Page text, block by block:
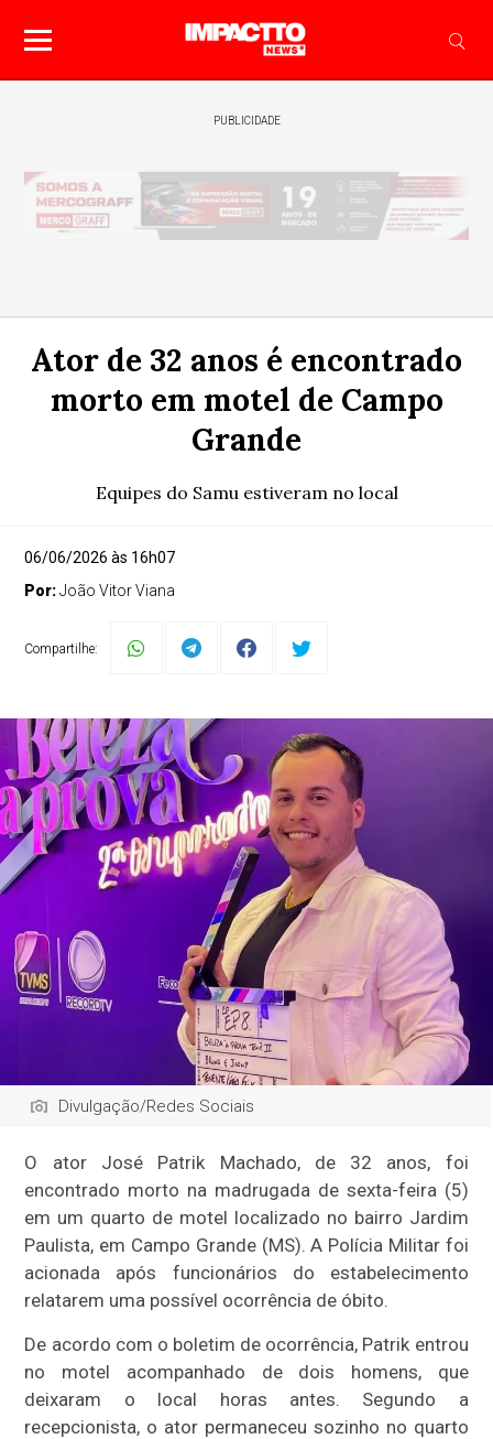
PUBLICIDADE
Ator de 32 anos é encontrado
morto em motel de Campo
Grande
Equipes do Samu estiveram no local
06/06/2026 às 16h07
Por:João Vitor Viana
Compartilhe:
Divulgação/Redes Sociais
O ator José Patrik Machado, de 32 anos, foi
encontrado morto na madrugada de sexta-feira (5)
em um quarto de motel localizado no bairro Jardim
Paulista, em Campo Grande (MS). A Polícia Militar foi
acionada após funcionários do estabelecimento
relatarem uma possível ocorrência de óbito.
De acordo com o boletim de ocorrência, Patrik entrou
no motel acompanhado de dois homens, que
deixaram o local horas antes. Segundo a
recepcionista, o ator permaneceu sozinho no quarto